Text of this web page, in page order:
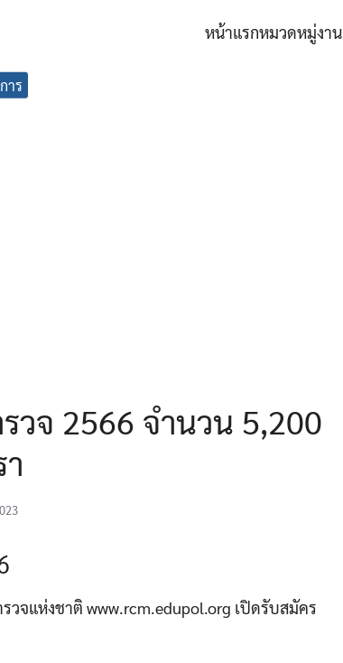
หน้าแรกหมวดหมู่งาน
าร
วจ 2566 จำนวน 5,200
จแห่งชาติ www.rcm.edupol.org เปิดรับสมัคร